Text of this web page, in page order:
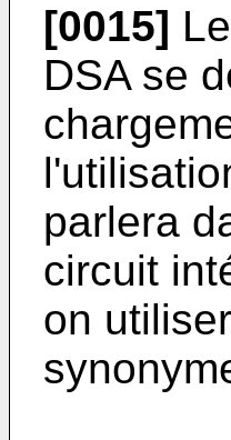
[0015]
DSA se
parlera
circuit
on